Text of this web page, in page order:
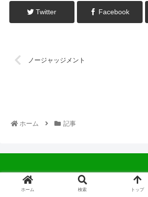
Twitter Facebook
ノージャッジメント
ホーム 記事
© 2022 中広会長ブログ.
ホーム 検索 トップ